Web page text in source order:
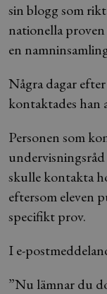
sin blogg som
nationella
en
Några dagar
kontaktades han
Personen som
skulle kontakta
eftersom eleven
specifikt prov.
I e-
”Nu lämnar du